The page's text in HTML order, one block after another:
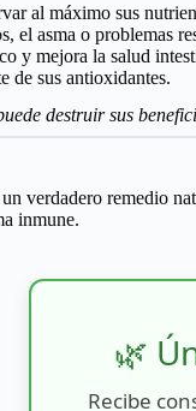
al máximo sus
el asma o problemas
y mejora la salud
de sus antioxidantes.
destruir sus
verdadero remedio
inmune.
🌿
Recibe